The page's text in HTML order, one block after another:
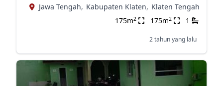
Jawa Tengah, Kabupaten Klaten, Klaten Tengah
175m2 175m2 1
2 tahun yang lalu